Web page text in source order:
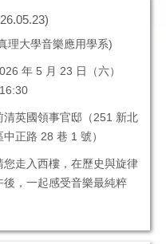
理大學音樂應用學系)
年 5 月 23 日（六）
清英國領事官邸（251 新北
正路 28 巷 1 號）
您走入西樓，在歷史與旋律
後，一起感受音樂最純粹